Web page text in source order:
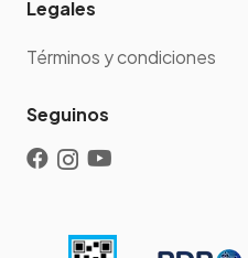
Legales
Términos y condiciones
Seguinos